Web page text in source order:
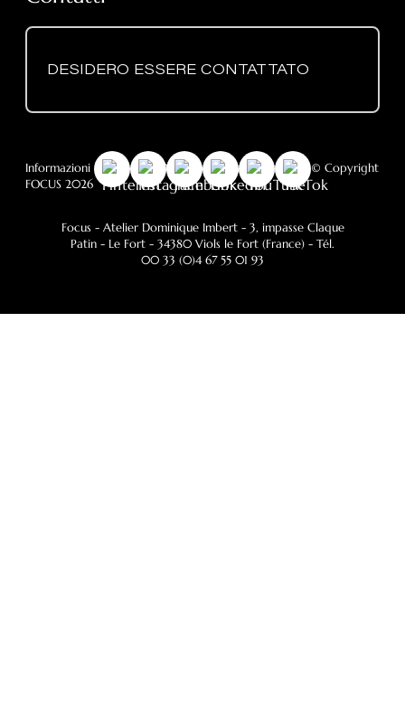
DESIDERO ESSERE CONTATTATO
Informazioni legali - RGPD - Informativa sui cookie
- © Copyright
FOCUS 2026
Focus - Atelier Dominique Imbert- 3, impasse Claque
Patin - Le Fort - 34380 Viols le Fort (France) - Tél.
00 33 (0)4 67 55 01 93